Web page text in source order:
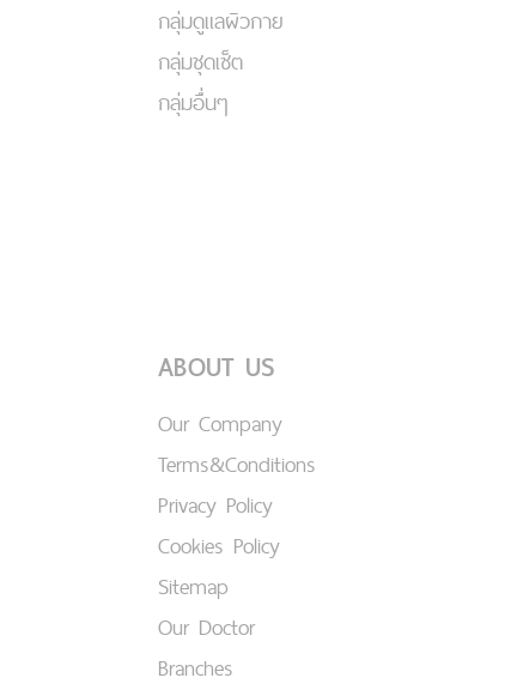
กลุ่มดูแลผิวกาย
กลุ่มชุดเซ็ต
กลุ่มอื่นๆ
ABOUT US
Our Company
Terms&Conditions
Privacy Policy
Cookies Policy
Sitemap
Our Doctor
Branches